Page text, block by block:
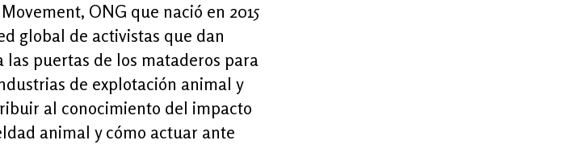
ONG que nació en 2015
global de activistas que dan
puertas de los mataderos para
de explotación animal y
al conocimiento del impacto
animal y cómo actuar ante